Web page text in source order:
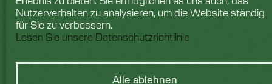
Nutzerverhalten zu analysieren, um die Website ständig
für Sie zu verbessern.
Lesen Sie unsere Datenschutzrichtlinie
Alle ablehnen